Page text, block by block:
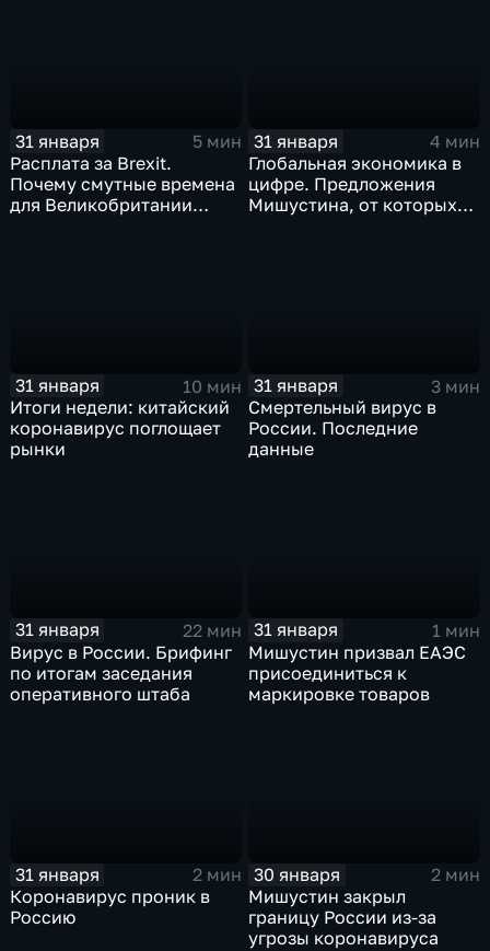
31 января
5 мин
Расплата за Brexit.
Почему смутные времена
для Великобритании
31 января
4 мин
Глобальная экономика в
цифре. Предложения
Мишустина, от которых
31 января
10 мин
Итоги недели: китайский
коронавирус поглощает
рынки
31 января
3 мин
Смертельный вирус в
России. Последние
данные
31 января
22 мин
Вирус в России. Брифинг
по итогам заседания
оперативного штаба
31 января
1 мин
Мишустин призвал ЕАЭС
присоединиться к
маркировке товаров
31 января
2 мин
Коронавирус проник в
Россию
30 января
2 мин
Мишустин закрыл
границу России из-за
угрозы коронавируса